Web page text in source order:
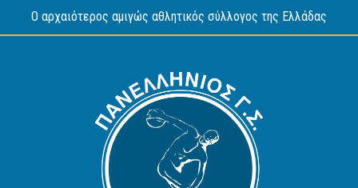
O αρχαιότερος αμιγώς αθλητικός σύλλογος της Ελλάδας